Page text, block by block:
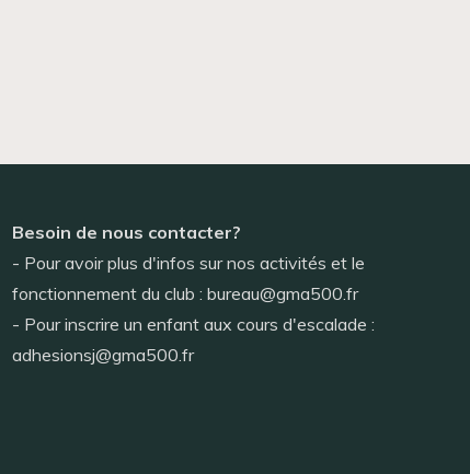
Besoin de nous contacter?
- Pour avoir plus d'infos sur nos activités et le
fonctionnement du club : bureau@gma500.fr
- Pour inscrire un enfant aux cours d'escalade :
adhesionsj@gma500.fr